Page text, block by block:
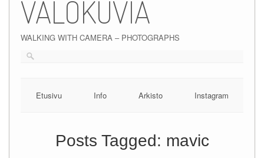
VALOKUVIA
WALKING WITH CAMERA – PHOTOGRAPHS
Etusivu Info Arkisto Instagram
Posts Tagged: mavic